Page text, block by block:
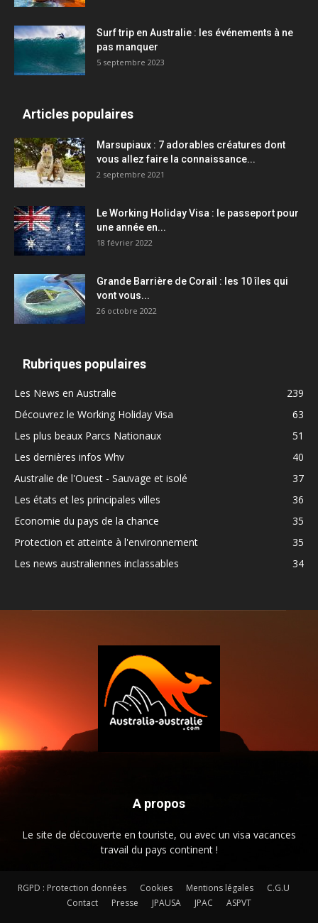
Surf trip en Australie : les événements à ne
pas manquer
5 septembre 2023
Articles populaires
Marsupiaux : 7 adorables créatures dont
vous allez faire la connaissance...
2 septembre 2021
Le Working Holiday Visa : le passeport pour
une année en...
18 février 2022
Grande Barrière de Corail : les 10 îles qui
vont vous...
26 octobre 2022
Rubriques populaires
Les News en Australie
239
Découvrez le Working Holiday Visa
63
Les plus beaux Parcs Nationaux
51
Les dernières infos Whv
40
Australie de l'Ouest - Sauvage et isolé
37
Les états et les principales villes
36
Economie du pays de la chance
35
Protection et atteinte à l'environnement
35
Les news australiennes inclassables
34
A propos
Le site de découverte en touriste, ou avec un visa vacances
travail du pays continent !
RGPD : Protection données Cookies Mentions légales
C.G.U
Contact
Presse JPAUSA JPAC ASPVT